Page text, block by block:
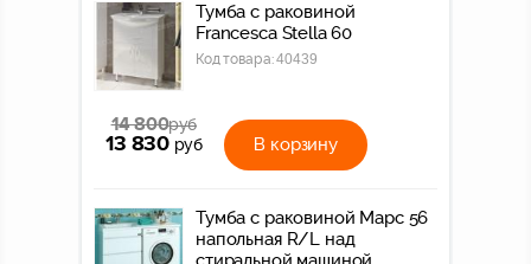
Тумба с раковиной
Francesca Stella 60
Код товара:40439
14 800руб
13 830 руб В корзину
Тумба с раковиной Марс 56
напольная R/L над